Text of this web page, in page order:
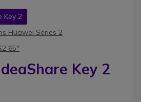
Key 2
Huawei Séries 2
65''
Key 2